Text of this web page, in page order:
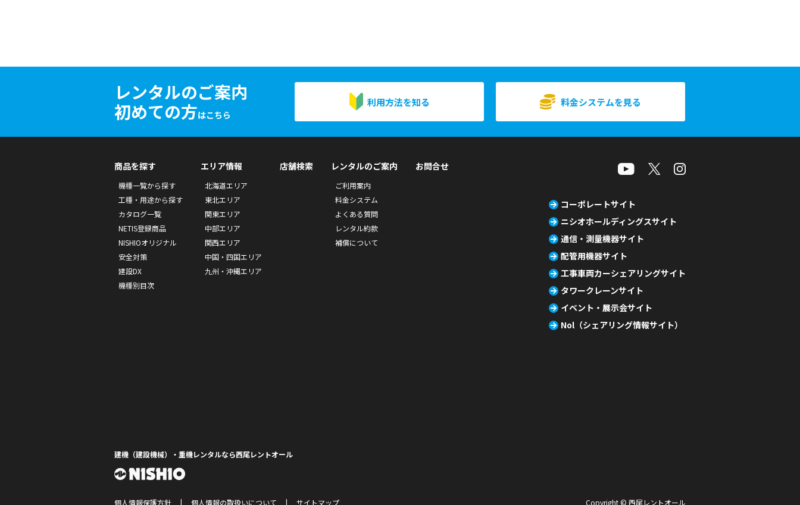
レンタルのご案内
初めての方はこちら
利用方法を知る 料金システムを見る
商品を探す
機種一覧から探す
工種・用途から探す
カタログ一覧
NETIS登録商品
NISHIOオリジナル
安全対策
建設DX
機種別目次
エリア情報
北海道エリア
東北エリア
関東エリア
中部エリア
関西エリア
中国・四国エリア
九州・沖縄エリア
店舗検索 レンタルのご案内
ご利用案内
料金システム
よくある質問
レンタル約款
補償について
お問合せ
コーポレートサイト
ニシオホールディングスサイト
通信・測量機器サイト
配管用機器サイト
工事車両カーシェアリングサイト
タワークレーンサイト
イベント・展示会サイト
Nol（シェアリング情報サイト）
建機（建設機械）・重機レンタルなら西尾レントオール
個人情報保護方針 個人情報の取扱いについて サイトマップ Copyright © 西尾レントオール